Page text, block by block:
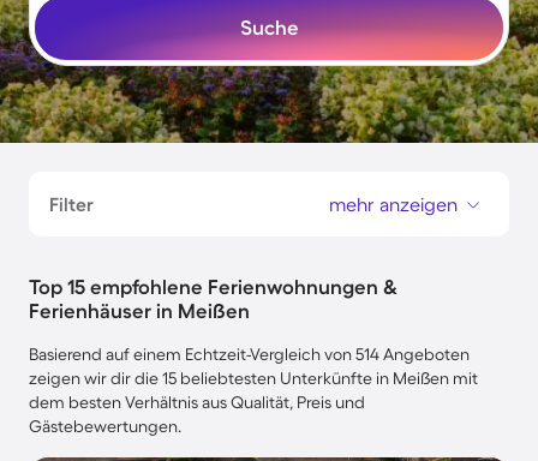
Suche
Filter mehr anzeigen
Top 15 empfohlene Ferienwohnungen &
Ferienhäuser in Meißen
Basierend auf einem Echtzeit-Vergleich von 514 Angeboten
zeigen wir dir die 15 beliebtesten Unterkünfte in Meißen mit
dem besten Verhältnis aus Qualität, Preis und
Gästebewertungen.